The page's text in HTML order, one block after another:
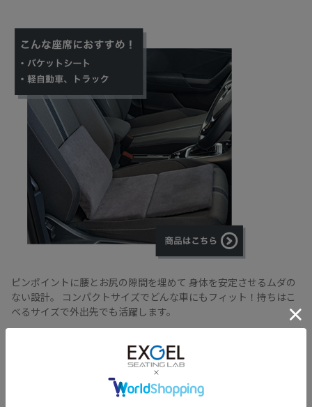
ピンポイントに腰とお尻の隙間を埋めて 身体を安定させるムダの
ない設計。
コンパクトサイズでどんな車にもフィット！持ちはこ
べるサイズで外出先でも活躍します。